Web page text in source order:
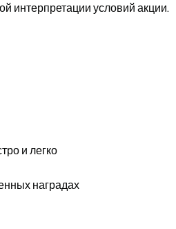
интерпретации условий акции.
и легко
наградах